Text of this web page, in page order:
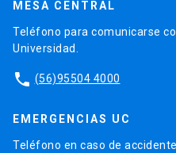
MESA CENTRAL
Teléfono para comunicarse
Universidad.
phone (56)95504 4000
EMERGENCIAS UC
Teléfono en caso de